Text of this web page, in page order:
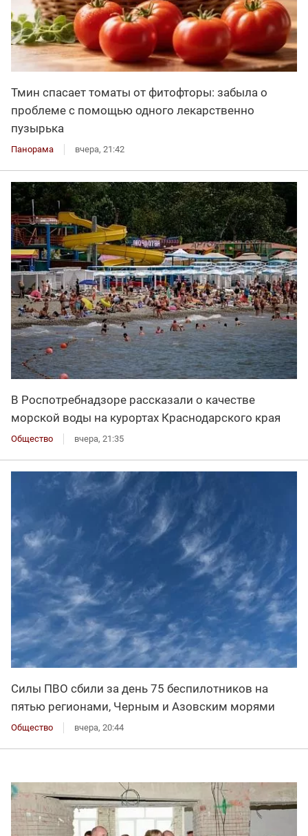
Тмин спасает томаты от фитофторы: забыла о
проблеме с помощью одного лекарственно
пузырька
Панорама вчера, 21:42
В Роспотребнадзоре рассказали о качестве
морской воды на курортах Краснодарского края
Общество вчера, 21:35
Силы ПВО сбили за день 75 беспилотников на
пятью регионами, Черным и Азовским морями
Общество вчера, 20:44